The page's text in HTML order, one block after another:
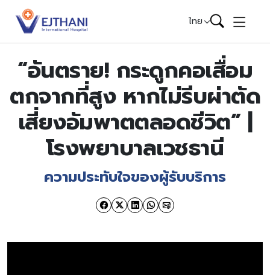
Skip to content
ไทย
“อันตราย! กระดูกคอเสื่อม
ตกจากที่สูง หากไม่รีบผ่าตัด
เสี่ยงอัมพาตตลอดชีวิต” |
โรงพยาบาลเวชธานี
ความประทับใจของผู้รับบริการ